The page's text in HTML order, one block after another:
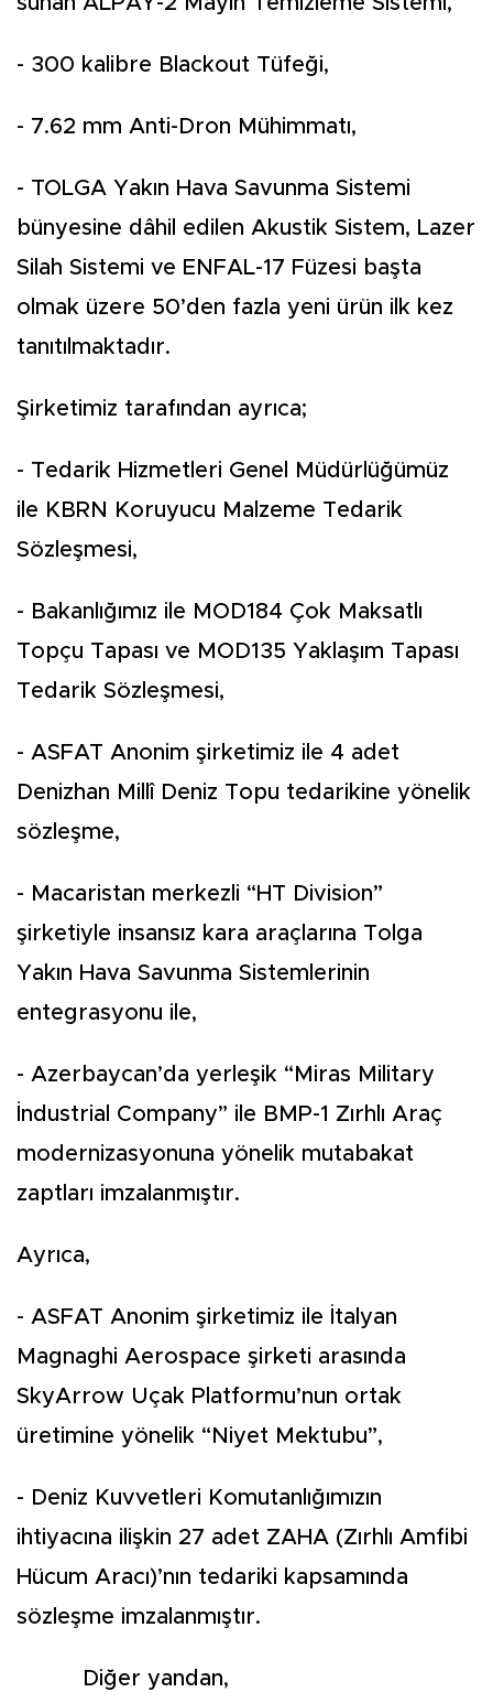
- 300 kalibre Blackout Tüfeği,
- 7.62 mm Anti-Dron Mühimmatı,
- TOLGA Yakın Hava Savunma Sistemi
bünyesine dâhil edilen Akustik Sistem, Lazer
Silah Sistemi ve ENFAL-17 Füzesi başta
olmak üzere 50’den fazla yeni ürün ilk kez
tanıtılmaktadır.
Şirketimiz tarafından ayrıca;
- Tedarik Hizmetleri Genel Müdürlüğümüz
ile KBRN Koruyucu Malzeme Tedarik
Sözleşmesi,
- Bakanlığımız ile MOD184 Çok Maksatlı
Topçu Tapası ve MOD135 Yaklaşım Tapası
Tedarik Sözleşmesi,
- ASFAT Anonim şirketimiz ile 4 adet
Denizhan Millî Deniz Topu tedarikine yönelik
sözleşme,
- Macaristan merkezli “HT Division”
şirketiyle insansız kara araçlarına Tolga
Yakın Hava Savunma Sistemlerinin
entegrasyonu ile,
- Azerbaycan’da yerleşik “Miras Military
İndustrial Company” ile BMP-1 Zırhlı Araç
modernizasyonuna yönelik mutabakat
zaptları imzalanmıştır.
Ayrıca,
- ASFAT Anonim şirketimiz ile İtalyan
Magnaghi Aerospace şirketi arasında
SkyArrow Uçak Platformu’nun ortak
üretimine yönelik “Niyet Mektubu”,
- Deniz Kuvvetleri Komutanlığımızın
ihtiyacına ilişkin 27 adet ZAHA (Zırhlı Amfibi
Hücum Aracı)’nın tedariki kapsamında
sözleşme imzalanmıştır.
Diğer yandan,